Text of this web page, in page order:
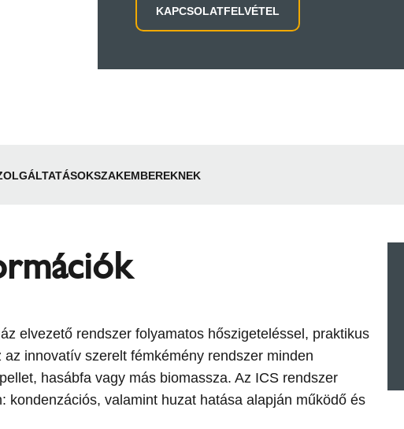
KAPCSOLATFELVÉTEL
SZAKEMBEREKNEK
elvezető rendszer folyamatos hőszigeteléssel, praktikus
innovatív szerelt fémkémény rendszer minden
hasábfa vagy más biomassza. Az ICS rendszer
kondenzációs, valamint huzat hatása alapján működő és